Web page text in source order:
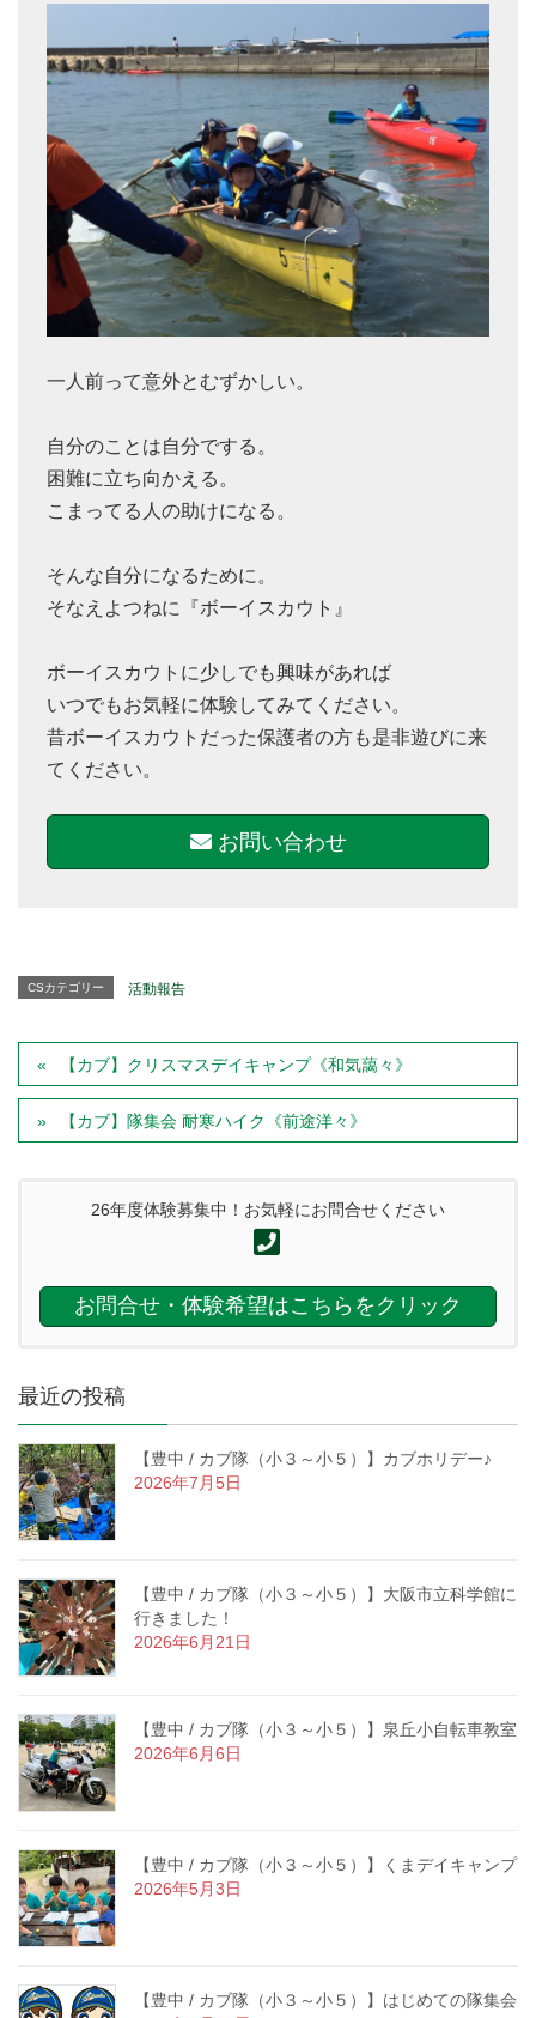
一人前って意外とむずかしい。
自分のことは自分でする。
困難に立ち向かえる。
こまってる人の助けになる。
そんな自分になるために。
そなえよつねに『ボーイスカウト』
ボーイスカウトに少しでも興味があれば
いつでもお気軽に体験してみてください。
昔ボーイスカウトだった保護者の方も是非遊びに来
てください。
お問い合わせ
CSカテゴリー 活動報告
【カブ】クリスマスデイキャンプ《和気藹々》
【カブ】隊集会 耐寒ハイク《前途洋々》
26年度体験募集中！お気軽にお問合せください
お問合せ・体験希望はこちらをクリック
最近の投稿
【豊中 / カブ隊（小３～小５）】カブホリデー♪
2026年7月5日
【豊中 / カブ隊（小３～小５）】大阪市立科学館に
行きました！
2026年6月21日
【豊中 / カブ隊（小３～小５）】泉丘小自転車教室
2026年6月6日
【豊中 / カブ隊（小３～小５）】くまデイキャンプ
2026年5月3日
【豊中 / カブ隊（小３～小５）】はじめての隊集会